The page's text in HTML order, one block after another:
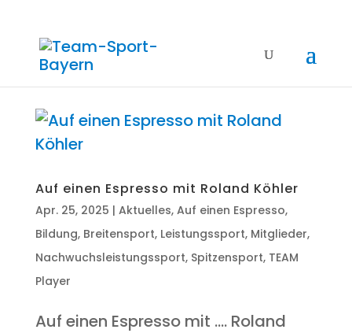
Auf einen Espres­so mit Roland Köhler
Apr. 25, 2025 | Aktuelles, Auf einen Espresso,
Bildung, Breitensport, Leistungssport, Mitglieder,
Nachwuchsleistungssport, Spitzensport, TEAM
Player
Auf einen Espres­so mit …. Roland